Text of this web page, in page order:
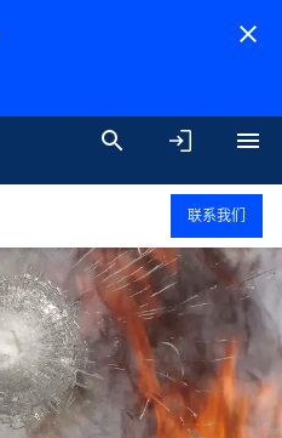
联系我们